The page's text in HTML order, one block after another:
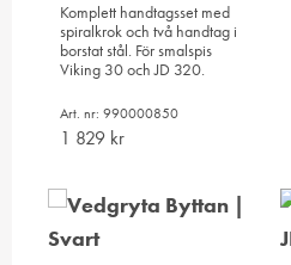
Komplett handtagsset med
spiralkrok och två handtag i
borstat stål. För smalspis
Viking 30 och JD 320.
Art. nr: 990000850
1 829 kr